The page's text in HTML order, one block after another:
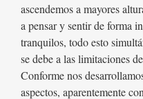
ascendemos a mayores
a pensar y sentir de forma
tranquilos, todo esto
se debe a las limitaciones
Conforme nos
aspectos, aparentemente